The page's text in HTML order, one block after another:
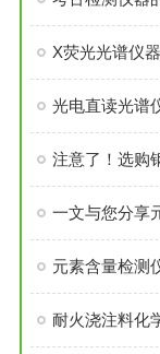
X荧光光谱仪
光电直读光谱
注意了！选购
一文与您分享
元素含量检测
耐火浇注料化